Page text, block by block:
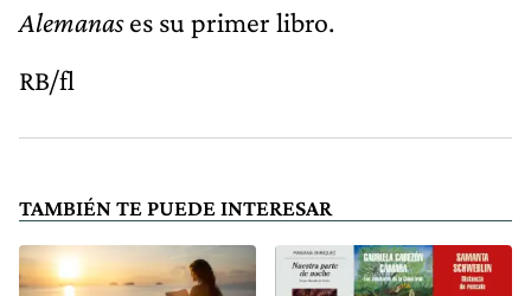
Alemanases su primer libro.
RB/fl
TAMBIÉN TE PUEDE INTERESAR